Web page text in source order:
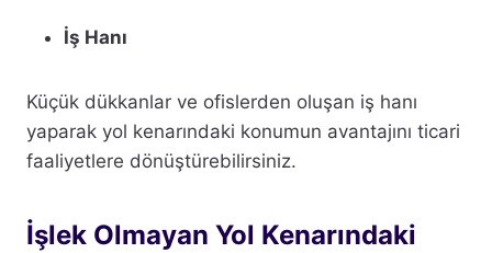
İş Hanı
Küçük dükkanlar ve ofislerden oluşan iş hanı
yaparak yol kenarındaki konumun avantajını ticari
faaliyetlere dönüştürebilirsiniz.
İşlek Olmayan Yol Kenarındaki